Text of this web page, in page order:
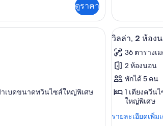
ดูราคา
เกี่ยว
กับ
เคบิน
าเบดขนาดทวินไซส์ใหญ่พิเศษ
เปิด
ภาพถ่าย
ทั้งหมด
ของ
วิลล่า,
ห้อง
6
วิลล่า, 2 ห้อง
36 ตารางเ
2 ห้องนอน
พักได้ 5 คน
1 เตียงควีน
ใหญ่พิเศษ
รายละเอียดเพิ่ม
ราย